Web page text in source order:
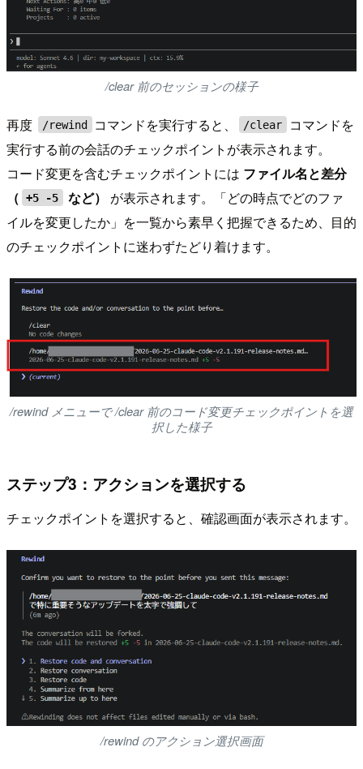
/clear 前のセッションの様子
再度 /rewind コマンドを実行すると、 /clear
コマンドを
実行する前の会話のチェックポイントが表示されます。
コード変更を含むチェックポイントには ファイル名と差分
（ +5 -5 など）
が表示されます。「どの時点でどのファ
イルを変更したか」を一覧から素早く把握できるため、目的
のチェックポイントに迷わずたどり着けます。
/rewind メニューで /clear 前のコード変更チェックポイントを選
択した様子
ステップ3：アクションを選択する
チェックポイントを選択すると、確認画面が表示されます。
/rewind のアクション選択画面